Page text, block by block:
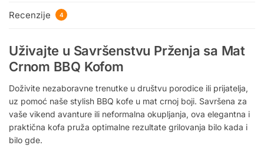
Recenzije 4
Uživajte u Savršenstvu Prženja sa Mat
Crnom BBQ Kofom
Doživite nezaboravne trenutke u društvu porodice ili prijatelja,
uz pomoć naše stylish BBQ kofe u mat crnoj boji. Savršena za
vaše vikend avanture ili neformalna okupljanja, ova elegantna i
praktična kofa pruža optimalne rezultate grilovanja bilo kada i
bilo gde.